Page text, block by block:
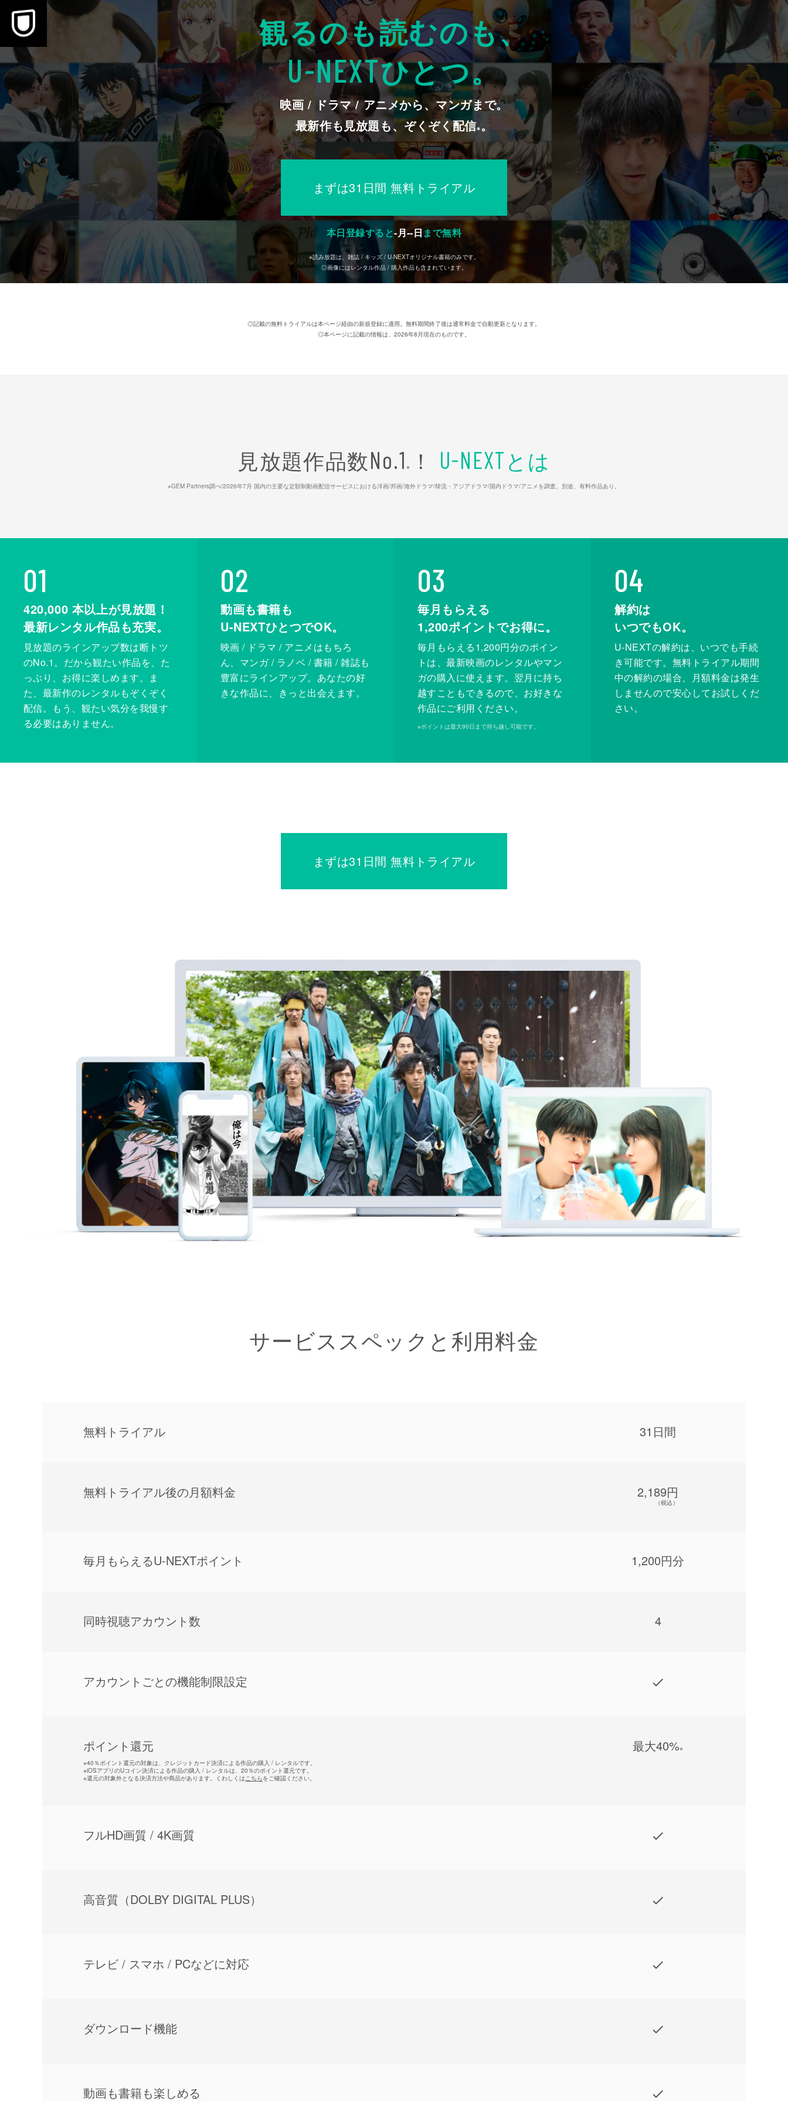
本文へスキップ
まずは31日間 無料トライアル
観るのも読むのも、
U-NEXTひとつ。
映画 / ドラマ / アニメから、マンガまで。
最新作も見放題も、ぞくぞく配信※ 。
まずは31日間 無料トライアル
本日登録すると-月--日 まで無料
※読み放題は、雑誌 / キッズ / U-NEXTオリジナル書籍のみです。
◎画像にはレンタル作品 / 購入作品も含まれています。
◎記載の無料トライアルは本ページ経由の新規登録に適用。無料期間終了後は通常料金で自動更新となります。
◎本ページに記載の情報は、2026年8月現在のものです。
見放題作品数No.1 ※ ！ U-NEXTとは
※GEM Partners調べ/2026年7⽉ 国内の主要な定額制動画配信サービスにおける洋画/邦画/海外ドラマ/韓流・アジアドラマ/国内ドラマ/アニメを調査。別途、有料作品あり。
01
420,000 本以上が見放題！
最新レンタル作品も充実。
見放題のラインアップ数は断トツ
のNo.1。だから観たい作品を、た
っぷり、お得に楽しめます。ま
た、最新作のレンタルもぞくぞく
配信。もう、観たい気分を我慢す
る必要はありません。
02
動画も書籍も
U-NEXTひとつでOK。
映画 / ドラマ / アニメはもちろ
ん、マンガ / ラノベ / 書籍 / 雑誌も
豊富にラインアップ。あなたの好
きな作品に、きっと出会えます。
03
毎月もらえる
1,200ポイントでお得に。
毎月もらえる1,200円分のポイン
トは、最新映画のレンタルやマン
ガの購入に使えます。翌月に持ち
越すこともできるので、お好きな
作品にご利用ください。
※ポイントは最大90日まで持ち越し可能です。
04
解約は
いつでもOK。
U-NEXTの解約は、いつでも手続
き可能です。無料トライアル期間
中の解約の場合、月額料金は発生
しませんので安心してお試しくだ
さい。
まずは31日間 無料トライアル
サービススペックと利用料金
無料トライアル 31日間
無料トライアル後の⽉額料金 2,189円
（税込）
毎⽉もらえるU-NEXTポイント 1,200円分
同時視聴アカウント数 4
アカウントごとの機能制限設定
ポイント還元 最⼤40%※
※40％ポイント還元の対象は、クレジットカード決済による作品の購入 / レンタルです。
※iOSアプリのUコイン決済による作品の購入 / レンタルは、20％のポイント還元です。
※還元の対象外となる決済方法や商品があります。くわしくはこちらをご確認ください。
フルHD画質 / 4K画質
⾼⾳質（DOLBY DIGITAL PLUS）
テレビ / スマホ / PCなどに対応
ダウンロード機能
動画も書籍も楽しめる